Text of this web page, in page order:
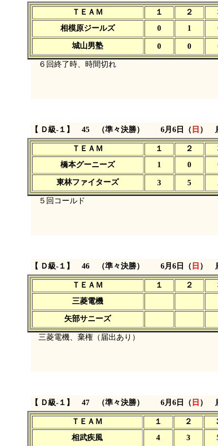
ＴＥＡＭ １ ２
相模原ジールズ
0 1
城山男塾 0 0
６回終了時、時間切れ
【 Ｄ級‐１】 45 （準々決勝） 6月6日（ 日 ）
ＴＥＡＭ １ ２
橋本グーニーズ
1 0
東林ファイターズ 3 5
５回コールド
【 Ｄ級‐１】 46 （準々決勝） 6月6日（ 日 ）
ＴＥＡＭ １ ２
三菱電機
矢部サニーズ
三菱電機、棄権（届出あり）
【 Ｄ級‐１】 47 （準々決勝） 6月6日（ 日 ）
ＴＥＡＭ １ ２
相武疾風
4 3